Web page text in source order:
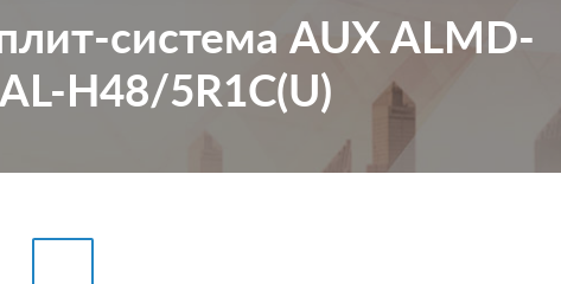
система AUX ALMD-
H48/5R1C(U)